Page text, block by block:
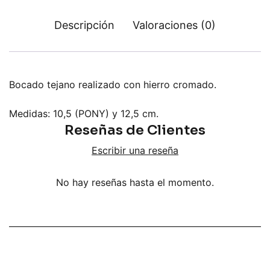
Descripción Valoraciones (0)
Bocado tejano realizado con hierro cromado.
Medidas: 10,5 (PONY) y 12,5 cm.
Reseñas de Clientes
Escribir una reseña
No hay reseñas hasta el momento.